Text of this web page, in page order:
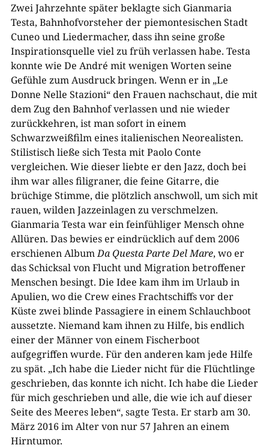
Zwei Jahrzehnte später beklagte sich Gianmaria
Testa, Bahnhofvorsteher der piemontesischen Stadt
Cuneo und Liedermacher, dass ihn seine große
Inspirationsquelle viel zu früh verlassen habe. Testa
konnte wie De André mit wenigen Worten seine
Gefühle zum Ausdruck bringen. Wenn er in „Le
Donne Nelle Stazioni“ den Frauen nachschaut, die mit
dem Zug den Bahnhof verlassen und nie wieder
zurückkehren, ist man sofort in einem
Schwarzweißfilm eines italienischen Neorealisten.
Stilistisch ließe sich Testa mit Paolo Conte
vergleichen. Wie dieser liebte er den Jazz, doch bei
ihm war alles filigraner, die feine Gitarre, die
brüchige Stimme, die plötzlich anschwoll, um sich mit
rauen, wilden Jazzeinlagen zu verschmelzen.
Gianmaria Testa war ein feinfühliger Mensch ohne
Allüren. Das bewies er eindrücklich auf dem 2006
erschienen AlbumDa Questa Parte Del Mare, wo er
das Schicksal von Flucht und Migration betroffener
Menschen besingt. Die Idee kam ihm im Urlaub in
Apulien, wo die Crew eines Frachtschiffs vor der
Küste zwei blinde Passagiere in einem Schlauchboot
aussetzte. Niemand kam ihnen zu Hilfe, bis endlich
einer der Männer von einem Fischerboot
aufgegriffen wurde. Für den anderen kam jede Hilfe
zu spät. „Ich habe die Lieder nicht für die Flüchtlinge
geschrieben, das konnte ich nicht. Ich habe die Lieder
für mich geschrieben und alle, die wie ich auf dieser
Seite des Meeres leben“, sagte Testa. Er starb am 30.
März 2016 im Alter von nur 57 Jahren an einem
Hirntumor.